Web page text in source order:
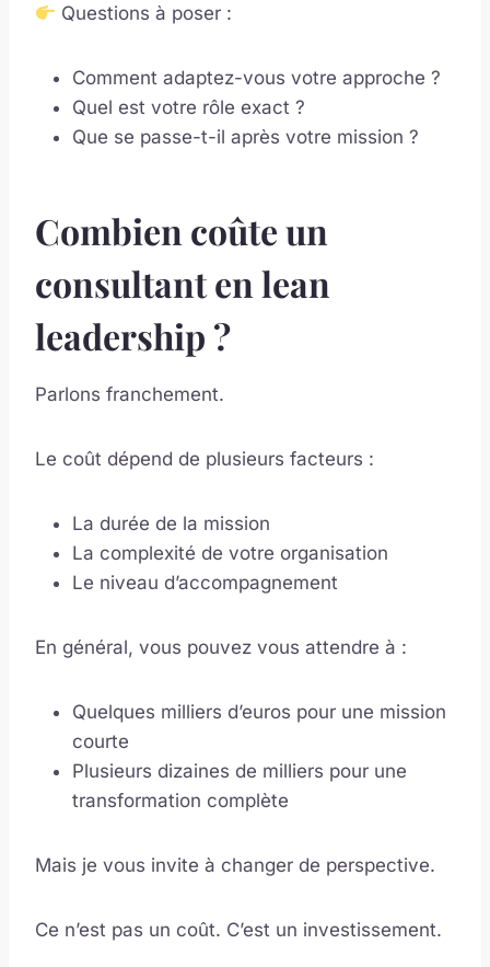
Questions à poser :
Comment adaptez-vous votre approche ?
Quel est votre rôle exact ?
Que se passe-t-il après votre mission ?
Combien coûte un
consultant en lean
leadership ?
Parlons franchement.
Le coût dépend de plusieurs facteurs :
La durée de la mission
La complexité de votre organisation
Le niveau d’accompagnement
En général, vous pouvez vous attendre à :
Quelques milliers d’euros pour une mission
courte
Plusieurs dizaines de milliers pour une
transformation complète
Mais je vous invite à changer de perspective.
Ce n’est pas un coût. C’est un investissement.